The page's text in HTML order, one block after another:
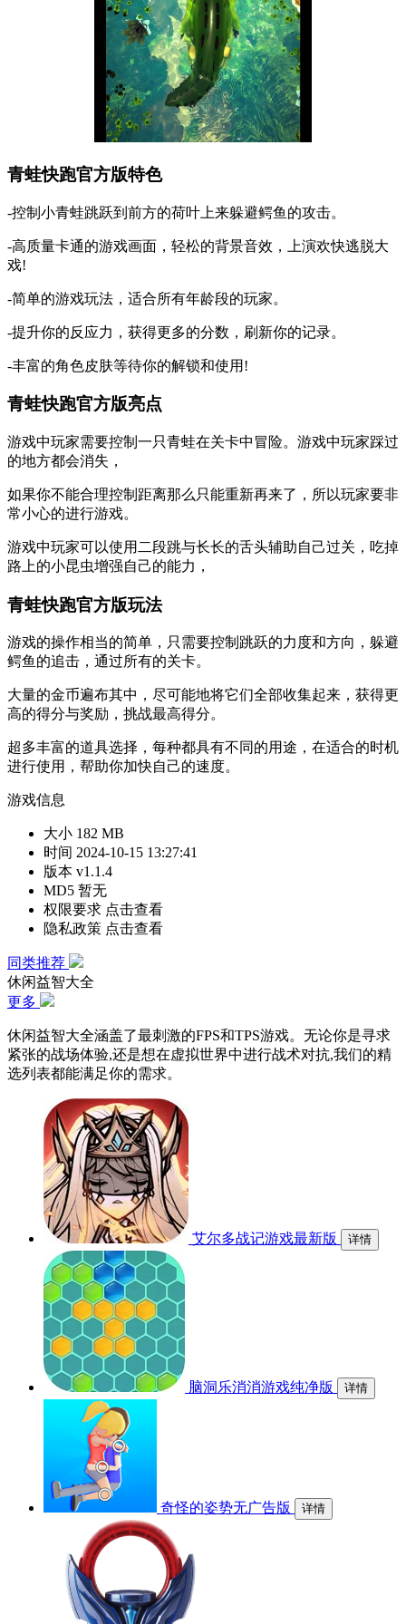
青蛙快跑官方版特色
-控制小青蛙跳跃到前方的荷叶上来躲避鳄鱼的攻击。
-高质量卡通的游戏画面，轻松的背景音效，上演欢快逃脱大
戏!
-简单的游戏玩法，适合所有年龄段的玩家。
-提升你的反应力，获得更多的分数，刷新你的记录。
-丰富的角色皮肤等待你的解锁和使用!
青蛙快跑官方版亮点
游戏中玩家需要控制一只青蛙在关卡中冒险。游戏中玩家踩过
的地方都会消失，
如果你不能合理控制距离那么只能重新再来了，所以玩家要非
常小心的进行游戏。
游戏中玩家可以使用二段跳与长长的舌头辅助自己过关，吃掉
路上的小昆虫增强自己的能力，
青蛙快跑官方版玩法
游戏的操作相当的简单，只需要控制跳跃的力度和方向，躲避
鳄鱼的追击，通过所有的关卡。
大量的金币遍布其中，尽可能地将它们全部收集起来，获得更
高的得分与奖励，挑战最高得分。
超多丰富的道具选择，每种都具有不同的用途，在适合的时机
进行使用，帮助你加快自己的速度。
游戏信息
大小 182 MB
时间 2024-10-15 13:27:41
版本 v1.1.4
MD5 暂无
权限要求 点击查看
隐私政策 点击查看
同类推荐
休闲益智大全
更多
休闲益智大全涵盖了最刺激的FPS和TPS游戏。无论你是寻求
紧张的战场体验,还是想在虚拟世界中进行战术对抗,我们的精
选列表都能满足你的需求。
艾尔多战记游戏最新版 详情
脑洞乐消消游戏纯净版 详情
奇怪的姿势无广告版 详情